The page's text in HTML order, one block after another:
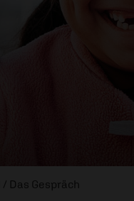
/ Das Gespräch